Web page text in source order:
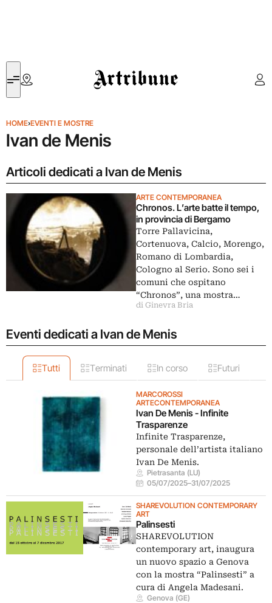
Artribune
HOME›EVENTI E MOSTRE
Ivan de Menis
Articoli dedicati a Ivan de Menis
ARTE CONTEMPORANEA
Chronos. L’arte batte il tempo,
in provincia di Bergamo
Torre Pallavicina,
Cortenuova, Calcio, Morengo,
Romano di Lombardia,
Cologno al Serio. Sono sei i
comuni che ospitano
“Chronos”, una mostra…
di Ginevra Bria
Eventi dedicati a Ivan de Menis
Tutti Terminati In corso Futuri
MARCOROSSI
ARTECONTEMPORANEA
Ivan De Menis - Infinite
Trasparenze
Infinite Trasparenze,
personale dell’artista italiano
Ivan De Menis.
Pietrasanta (LU)
05/07/2025–31/07/2025
SHAREVOLUTION CONTEMPORARY
ART
Palinsesti
SHAREVOLUTION
contemporary art, inaugura
un nuovo spazio a Genova
con la mostra “Palinsesti” a
cura di Angela Madesani.
Genova (GE)